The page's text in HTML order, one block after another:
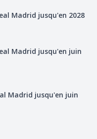
Madrid jusqu'en 2028
Madrid jusqu'en juin
Madrid jusqu'en juin